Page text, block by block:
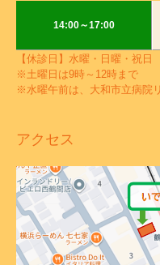
14:00～17:00
【休診日】水曜・日曜・祝日
※土曜日は9時～12時まで
※水曜午前は、大和市立病院
アクセス